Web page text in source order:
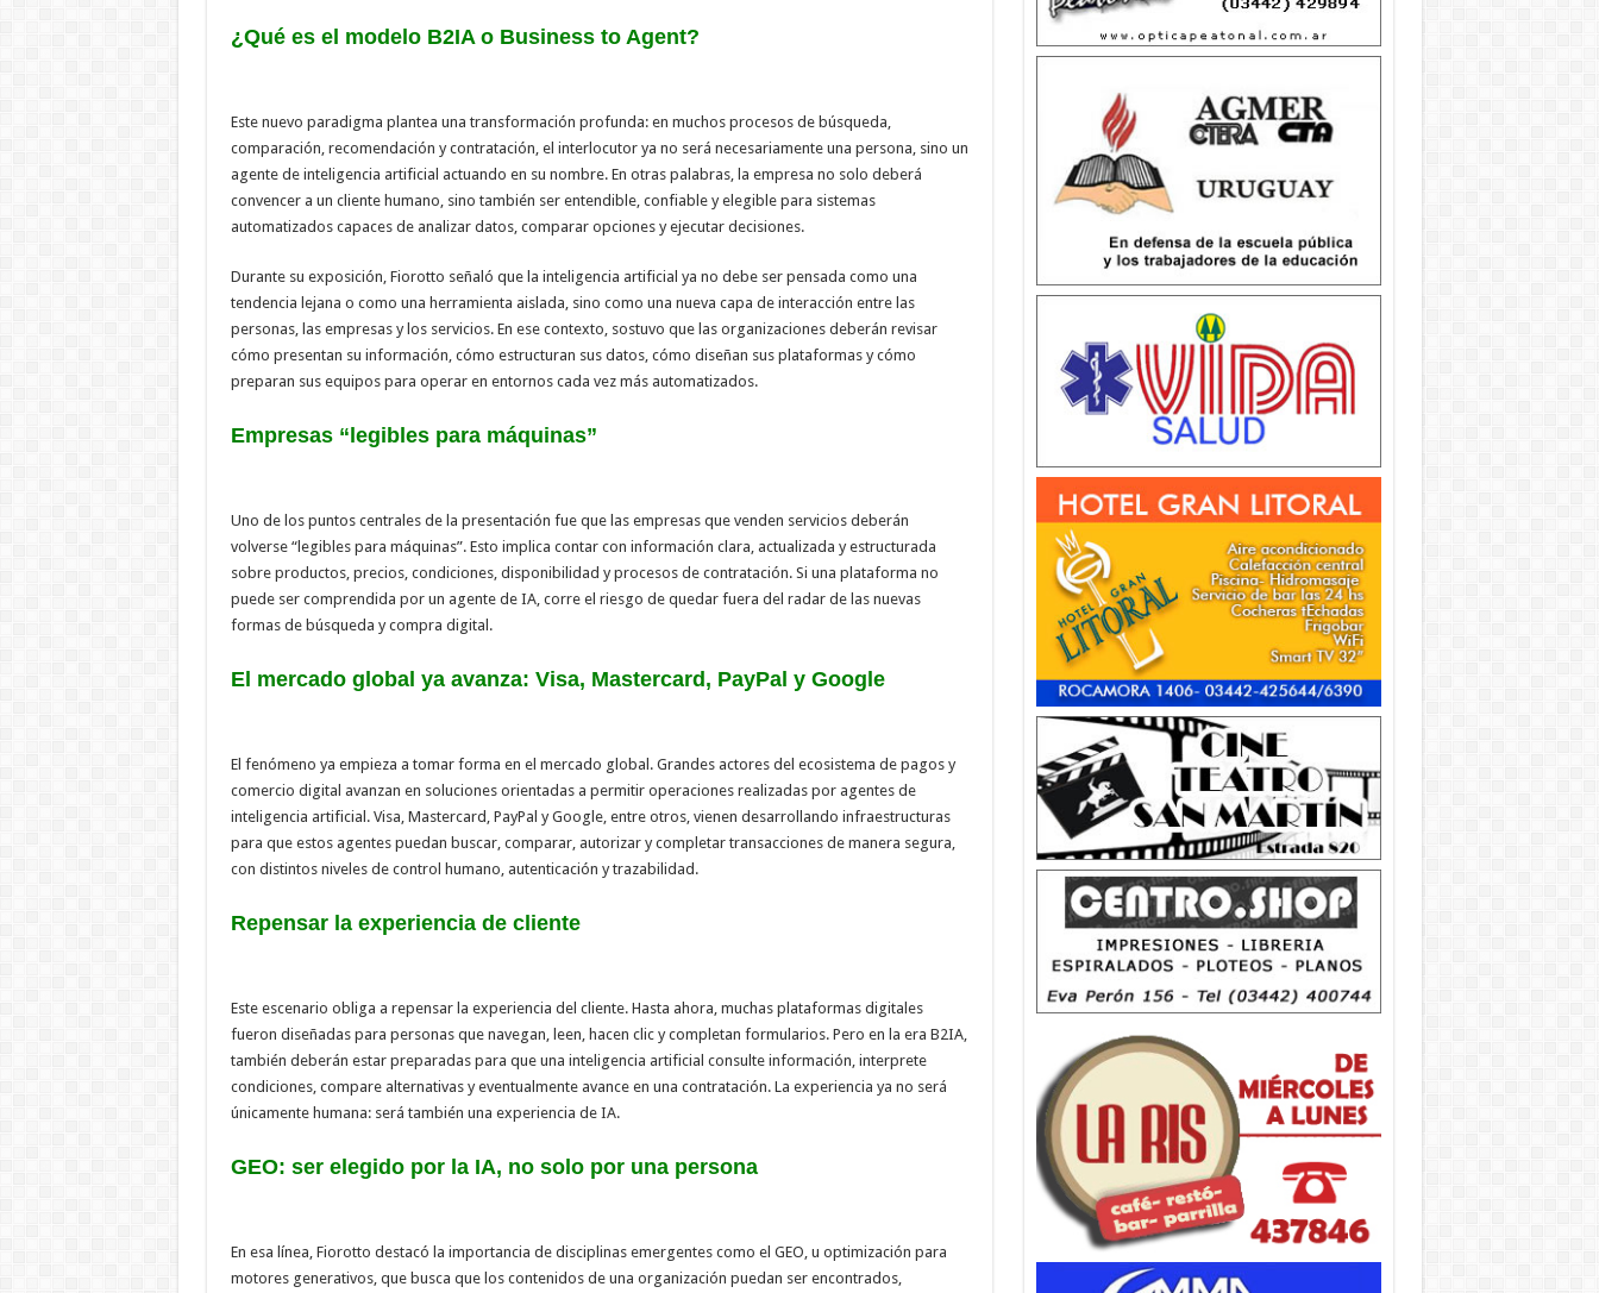
¿Qué es el modelo B2IA o Business to Agent?
Este nuevo paradigma plantea una transformación profunda: en muchos procesos de búsqueda,
comparación, recomendación y contratación, el interlocutor ya no será necesariamente una persona, sino un
agente de inteligencia artificial actuando en su nombre. En otras palabras, la empresa no solo deberá
convencer a un cliente humano, sino también ser entendible, confiable y elegible para sistemas
automatizados capaces de analizar datos, comparar opciones y ejecutar decisiones.
Durante su exposición, Fiorotto señaló que la inteligencia artificial ya no debe ser pensada como una
tendencia lejana o como una herramienta aislada, sino como una nueva capa de interacción entre las
personas, las empresas y los servicios. En ese contexto, sostuvo que las organizaciones deberán revisar
cómo presentan su información, cómo estructuran sus datos, cómo diseñan sus plataformas y cómo
preparan sus equipos para operar en entornos cada vez más automatizados.
Empresas “legibles para máquinas”
Uno de los puntos centrales de la presentación fue que las empresas que venden servicios deberán
volverse “legibles para máquinas”. Esto implica contar con información clara, actualizada y estructurada
sobre productos, precios, condiciones, disponibilidad y procesos de contratación. Si una plataforma no
puede ser comprendida por un agente de IA, corre el riesgo de quedar fuera del radar de las nuevas
formas de búsqueda y compra digital.
El mercado global ya avanza: Visa, Mastercard, PayPal y Google
El fenómeno ya empieza a tomar forma en el mercado global. Grandes actores del ecosistema de pagos y
comercio digital avanzan en soluciones orientadas a permitir operaciones realizadas por agentes de
inteligencia artificial. Visa, Mastercard, PayPal y Google, entre otros, vienen desarrollando infraestructuras
para que estos agentes puedan buscar, comparar, autorizar y completar transacciones de manera segura,
con distintos niveles de control humano, autenticación y trazabilidad.
Repensar la experiencia de cliente
Este escenario obliga a repensar la experiencia del cliente. Hasta ahora, muchas plataformas digitales
fueron diseñadas para personas que navegan, leen, hacen clic y completan formularios. Pero en la era B2IA,
también deberán estar preparadas para que una inteligencia artificial consulte información, interprete
condiciones, compare alternativas y eventualmente avance en una contratación. La experiencia ya no será
únicamente humana: será también una experiencia de IA.
GEO: ser elegido por la IA, no solo por una persona
En esa línea, Fiorotto destacó la importancia de disciplinas emergentes como el GEO, u optimización para
motores generativos, que busca que los contenidos de una organización puedan ser encontrados,